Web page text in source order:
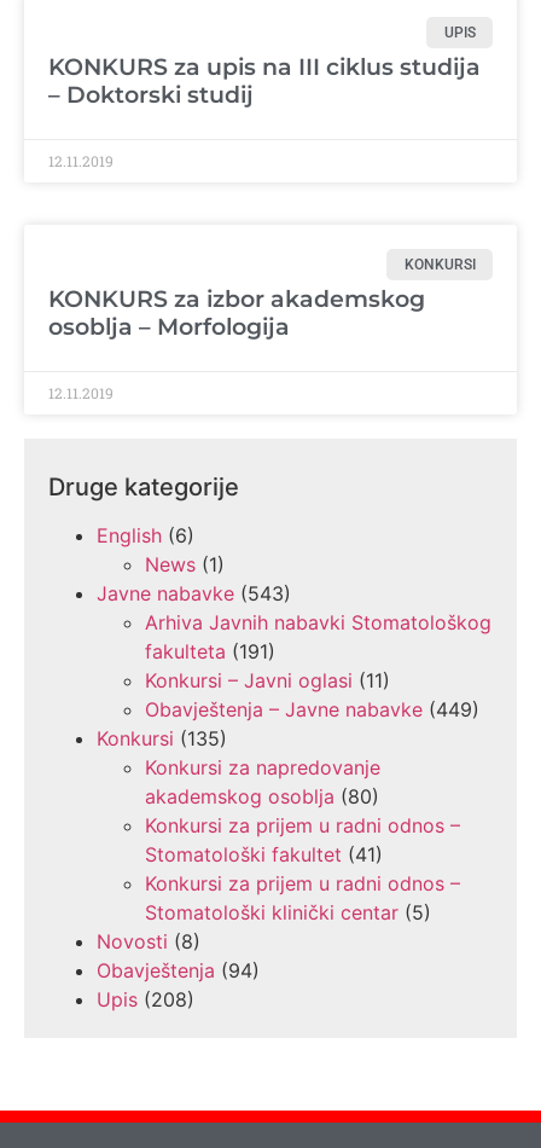
UPIS
KONKURS za upis na III ciklus studija
– Doktorski studij
12.11.2019
KONKURSI
KONKURS za izbor akademskog
osoblja – Morfologija
12.11.2019
Druge kategorije
English (6)
News (1)
Javne nabavke (543)
Arhiva Javnih nabavki Stomatološkog
fakulteta (191)
Konkursi – Javni oglasi (11)
Obavještenja – Javne nabavke (449)
Konkursi (135)
Konkursi za napredovanje
akademskog osoblja (80)
Konkursi za prijem u radni odnos –
Stomatološki fakultet (41)
Konkursi za prijem u radni odnos –
Stomatološki klinički centar (5)
Novosti (8)
Obavještenja (94)
Upis (208)